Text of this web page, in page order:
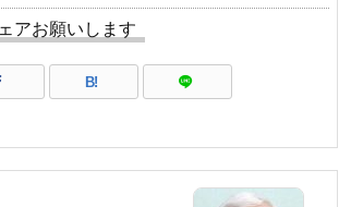
アお願いします
B!